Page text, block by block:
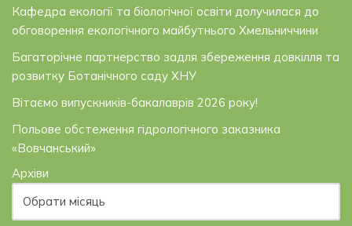
Кафедра екології та біологічної освіти долучилася до
обговорення екологічного майбутнього Хмельниччини
Багаторічне партнерство задля збереження довкілля та
розвитку Ботанічного саду ХНУ
Вітаємо випускників-бакалаврів 2026 року!
Польове обстеження гідрологічного заказника
«Вовчанський»
Архіви